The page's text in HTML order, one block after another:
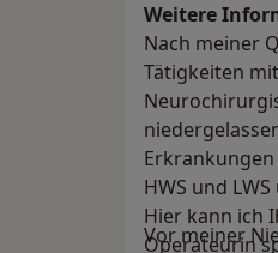
Weitere
Nach meiner
Tätigkeiten
HWS und
Hier kann ich
Operateurin
Vor meiner